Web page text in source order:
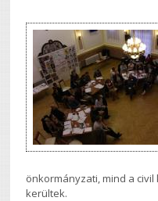
önkormányzati, mind a
kerültek.